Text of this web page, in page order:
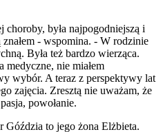
choroby, była najpogodniejszą i
- wspomina. - W rodzinie
Była też bardzo wierząca.
medyczne, nie miałem
wybór. A teraz z perspektywy lat
zajęcia. Zresztą nie uważam, że
powołanie.
Góździa to jego żona Elżbieta.